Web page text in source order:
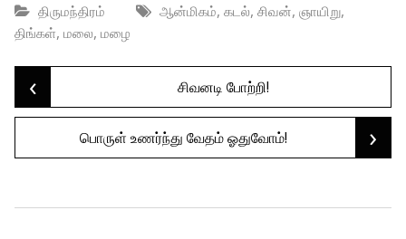
திருமந்திரம் ஆன்மிகம், கடல், சிவன், ஞாயிறு,
திங்கள், மலை, மழை
Post
navigation
‹ சிவனடி போற்றி!
பொருள் உணர்ந்து வேதம் ஓதுவோம்! ›